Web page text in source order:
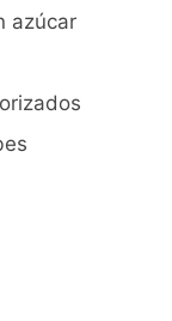
azúcar